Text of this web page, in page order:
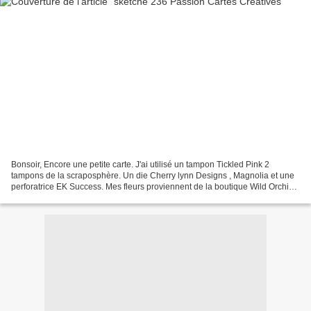
Bonsoir, Encore une petite carte. J'ai utilisé un tampon Tickled Pink 2
tampons de la scraposphère. Un die Cherry lynn Designs , Magnolia et une
perforatrice EK Success. Mes fleurs proviennent de la boutique Wild Orchid